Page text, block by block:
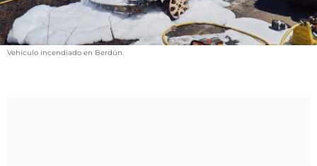
FIESTAS EN EL ALTO ARAGÓN
FIESTAS DE SAN LORENZO
Vehículo incendiado en Berdún.